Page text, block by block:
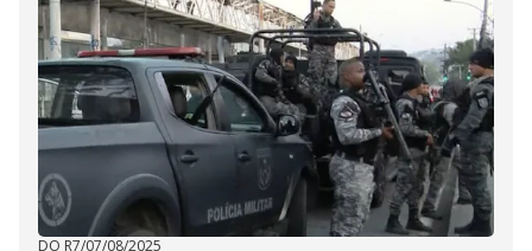
DO R7/07/08/2025